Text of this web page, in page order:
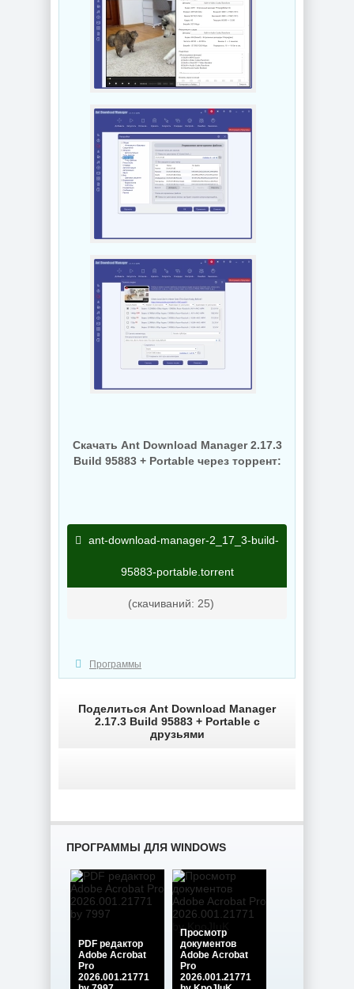
Скачать Ant Download Manager 2.17.3
Build 95883 + Portable через торрент:
ant-download-manager-2_17_3-build-
95883-portable.torrent
(cкачиваний: 25)
Программы
Поделиться Ant Download Manager
2.17.3 Build 95883 + Portable с
друзьями
ПРОГРАММЫ ДЛЯ WINDOWS
PDF редактор
Adobe Acrobat
Pro
2026.001.21771
Просмотр
документов
Adobe Acrobat
Pro
2026.001.21771